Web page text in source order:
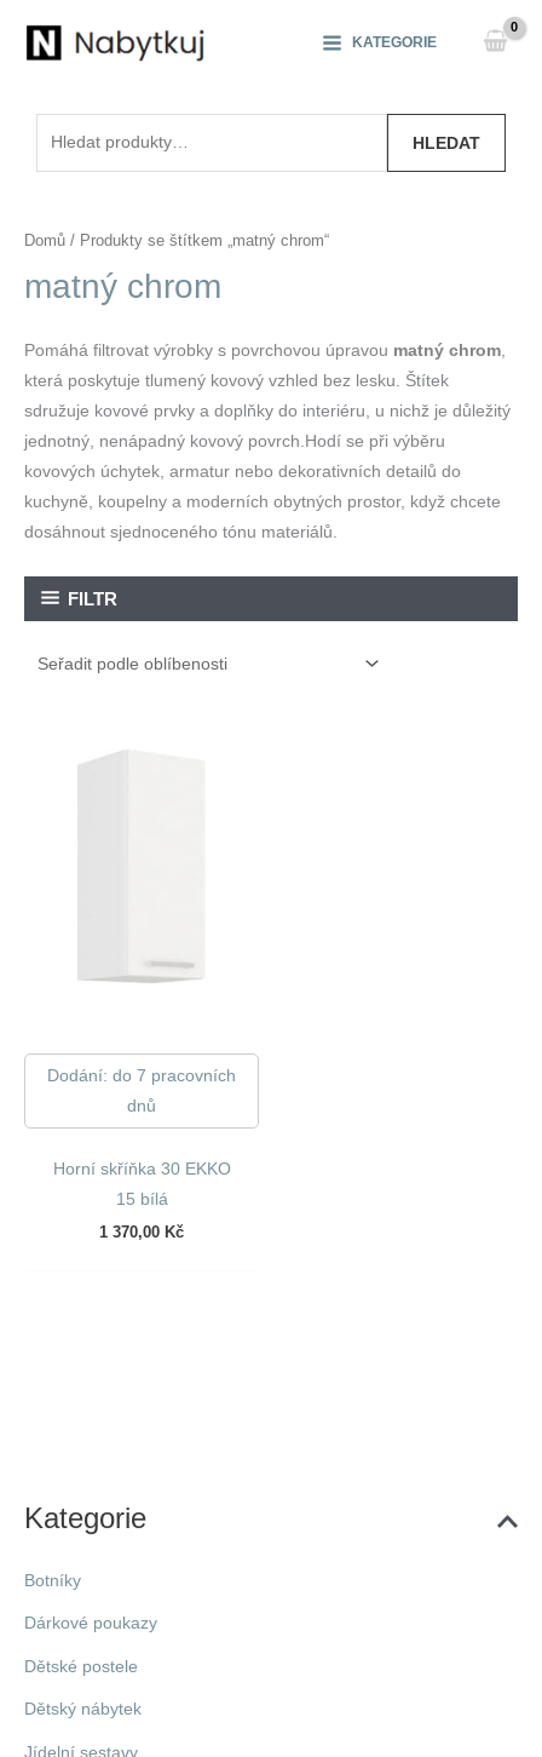
KATEGORIE
HLEDAT
Kategorie
Botníky
Dárkové poukazy
Dětské postele
Dětský nábytek
Jídelní sestavy
Domů / Produkty se štítkem „matný chrom“
matný chrom
Pomáhá filtrovat výrobky s povrchovou úpravou matný chrom
která poskytuje tlumený kovový vzhled bez lesku. Štítek
sdružuje kovové prvky a doplňky do interiéru, u nichž je důležitý
jednotný, nenápadný kovový povrch.Hodí se při výběru
kovových úchytek, armatur nebo dekorativních detailů do
kuchyně, koupelny a moderních obytných prostor, když chcete
dosáhnout sjednoceného tónu materiálů.
FILTR
Dodání: do 7 pracovních
dnů
Horní skříňka 30 EKKO
15 bílá
1 370,00 Kč